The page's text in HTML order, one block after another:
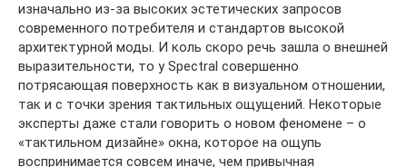
изначально из-за высоких эстетических запросов
современного потребителя и стандартов высокой
архитектурной моды. И коль скоро речь зашла о внешней
выразительности, то у Spectral совершенно
потрясающая поверхность как в визуальном отношении,
так и с точки зрения тактильных ощущений. Некоторые
эксперты даже стали говорить о новом феномене – о
«тактильном дизайне» окна, которое на ощупь
воспринимается совсем иначе, чем привычная